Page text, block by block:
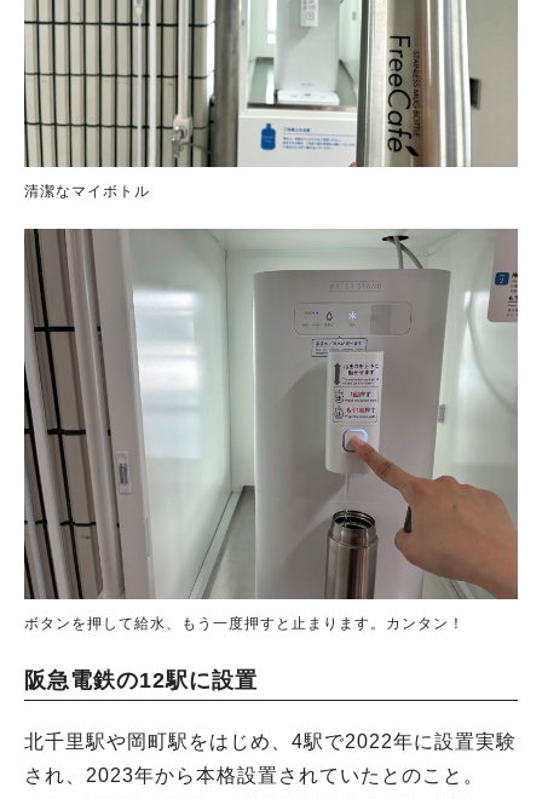
清潔なマイボトル
ボタンを押して給水、もう一度押すと止まります。カンタン！
阪急電鉄の12駅に設置
北千里駅や岡町駅をはじめ、4駅で2022年に設置実験
され、2023年から本格設置されていたとのこと。